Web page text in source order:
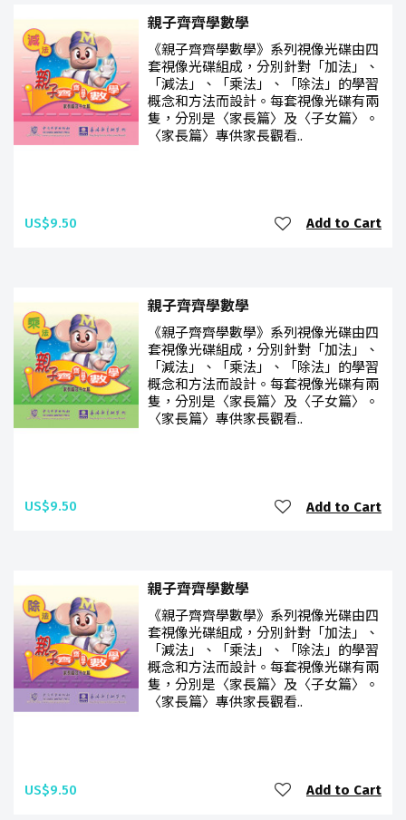
親子齊齊學數學
《親子齊齊學數學》系列視像光碟由四
套視像光碟組成，分別針對「加法」、
「減法」、「乘法」、「除法」的學習
概念和方法而設計。每套視像光碟有兩
隻，分別是〈家長篇〉及〈子女篇〉。
〈家長篇〉專供家長觀看..
US$9.50 Add to Cart
親子齊齊學數學
《親子齊齊學數學》系列視像光碟由四
套視像光碟組成，分別針對「加法」、
「減法」、「乘法」、「除法」的學習
概念和方法而設計。每套視像光碟有兩
隻，分別是〈家長篇〉及〈子女篇〉。
〈家長篇〉專供家長觀看..
US$9.50 Add to Cart
親子齊齊學數學
《親子齊齊學數學》系列視像光碟由四
套視像光碟組成，分別針對「加法」、
「減法」、「乘法」、「除法」的學習
概念和方法而設計。每套視像光碟有兩
隻，分別是〈家長篇〉及〈子女篇〉。
〈家長篇〉專供家長觀看..
US$9.50 Add to Cart